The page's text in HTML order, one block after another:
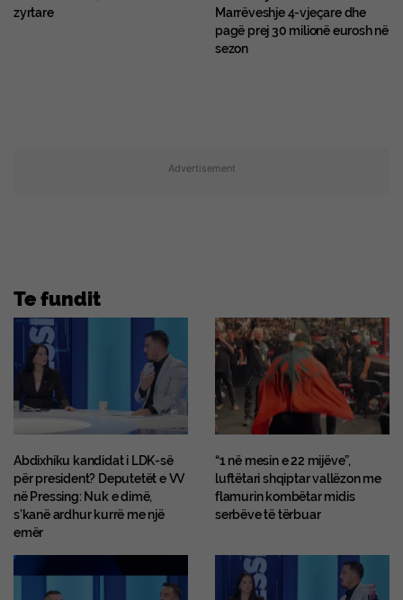
zyrtare
Marrëveshje 4-vjeçare dhe
pagë prej 30 milionë eurosh në
sezon
Advertisement
Te fundit
Abdixhiku kandidat i LDK-së
për president? Deputetët e VV
në Pressing: Nuk e dimë,
s’kanë ardhur kurrë me një
emër
“1 në mesin e 22 mijëve”,
luftëtari shqiptar vallëzon me
flamurin kombëtar midis
serbëve të tërbuar